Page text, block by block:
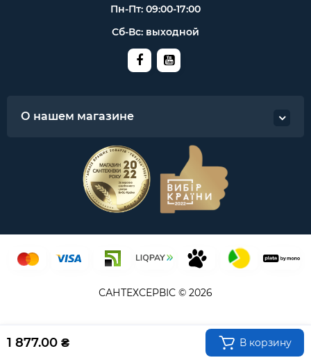
1 877.00 ₴ В корзину
Пн-Пт: 09:00-17:00
Сб-Вс: выходной
О нашем магазине
САНТЕХСЕРВІС © 2026